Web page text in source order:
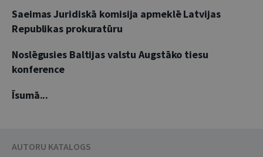
Saeimas Juridiskā komisija apmeklē Latvijas
Republikas prokuratūru
Noslēgusies Baltijas valstu Augstāko tiesu
konference
Īsumā...
AUTORU KATALOGS